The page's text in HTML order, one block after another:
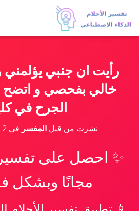
رأيت ان جنبي
خالي بفحصي و اتضح
الجرح في
نشرت من قبل المفسر في 12
✨ احصل على
مجانًا وبشكل